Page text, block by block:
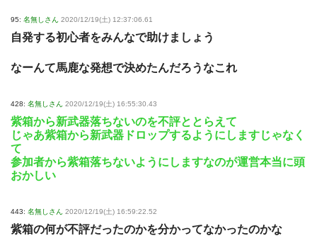
95: 名無しさん 2020/12/19(土) 12:37:06.61
自発する初心者をみんなで助けましょう
なーんて馬鹿な発想で決めたんだろうなこれ
428: 名無しさん 2020/12/19(土) 16:55:30.43
紫箱から新武器落ちないのを不評ととらえて
じゃあ紫箱から新武器ドロップするようにしますじゃなく
て
参加者から紫箱落ちないようにしますなのが運営本当に頭
おかしい
443: 名無しさん 2020/12/19(土) 16:59:22.52
紫箱の何が不評だったのかを分かってなかったのかな